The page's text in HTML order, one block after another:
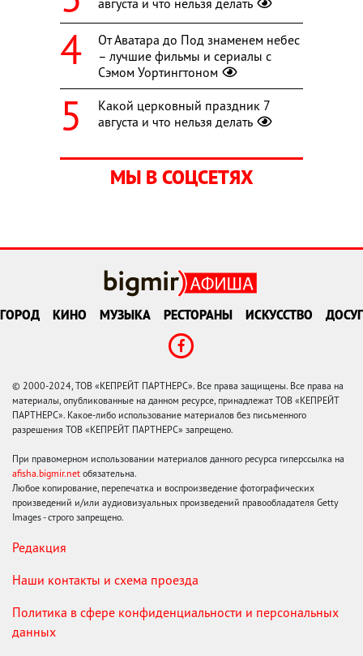
От Аватара до Под знаменем небес
– лучшие фильмы и сериалы с
Сэмом Уортингтоном
Какой церковный праздник 7
августа и что нельзя делать
МЫ В СОЦСЕТЯХ
ГОРОД КИНО МУЗЫКА РЕСТОРАНЫ ИСКУССТВО ДОСУГ
© 2000-2024, ТОВ «КЕПРЕЙТ ПАРТНЕРС». Все права защищены. Все права на
материалы, опубликованные на данном ресурсе, принадлежат ТОВ «КЕПРЕЙТ
ПАРТНЕРС». Какое-либо использование материалов без письменного
разрешения ТОВ «КЕПРЕЙТ ПАРТНЕРС» запрещено.
При правомерном использовании материалов данного ресурса гиперссылка на
afisha.bigmir.net обязательна.
Любое копирование, перепечатка и воспроизведение фотографических
произведений и/или аудиовизуальных произведений правообладателя Getty
Images - строго запрещено.
Редакция
Наши контакты и схема проезда
Политика в сфере конфиденциальности и персональных
данных